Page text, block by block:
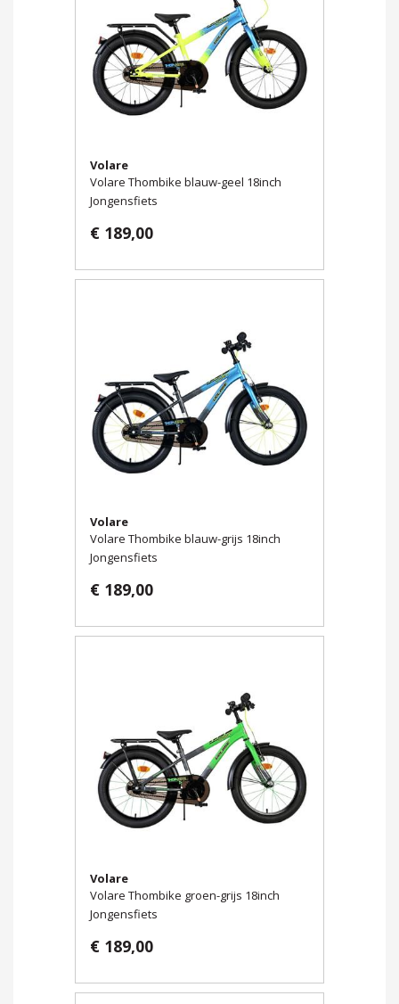
Volare
Volare Thombike blauw-geel 18inch
Jongensfiets
€ 189,00
Volare
Volare Thombike blauw-grijs 18inch
Jongensfiets
€ 189,00
Volare
Volare Thombike groen-grijs 18inch
Jongensfiets
€ 189,00